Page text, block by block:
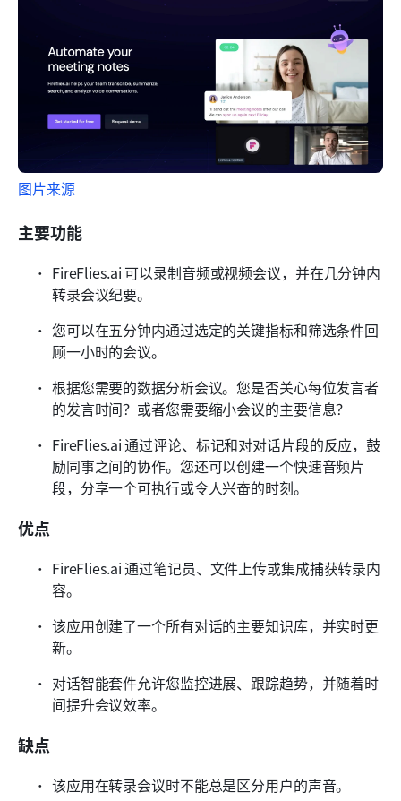
图片来源
主要功能
FireFlies.ai 可以录制音频或视频会议，并在几分钟内
转录会议纪要。
您可以在五分钟内通过选定的关键指标和筛选条件回
顾一小时的会议。
根据您需要的数据分析会议。您是否关心每位发言者
的发言时间？或者您需要缩小会议的主要信息？
FireFlies.ai 通过评论、标记和对对话片段的反应，鼓
励同事之间的协作。您还可以创建一个快速音频片
段，分享一个可执行或令人兴奋的时刻。
优点
FireFlies.ai 通过笔记员、文件上传或集成捕获转录内
容。
该应用创建了一个所有对话的主要知识库，并实时更
新。
对话智能套件允许您监控进展、跟踪趋势，并随着时
间提升会议效率。
缺点
该应用在转录会议时不能总是区分用户的声音。